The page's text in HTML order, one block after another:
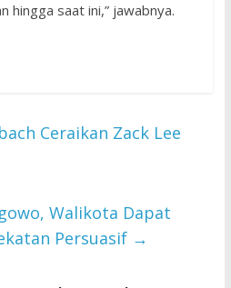
hingga saat ini,” jawabnya.
Ceraikan Zack Lee
Walikota Dapat
Persuasif →